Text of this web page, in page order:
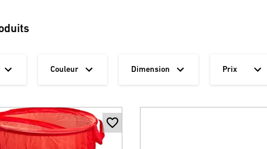
Couleur Dimension Prix